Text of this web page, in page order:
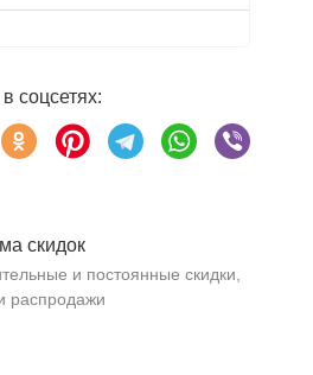
соцсетях:
скидок
и постоянные скидки,
распродажи